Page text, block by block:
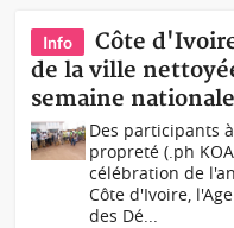
Info
Côte
de la ville
semaine
Des participants
propreté (.ph
célébration de
Côte d'Ivoire,
des Dé...